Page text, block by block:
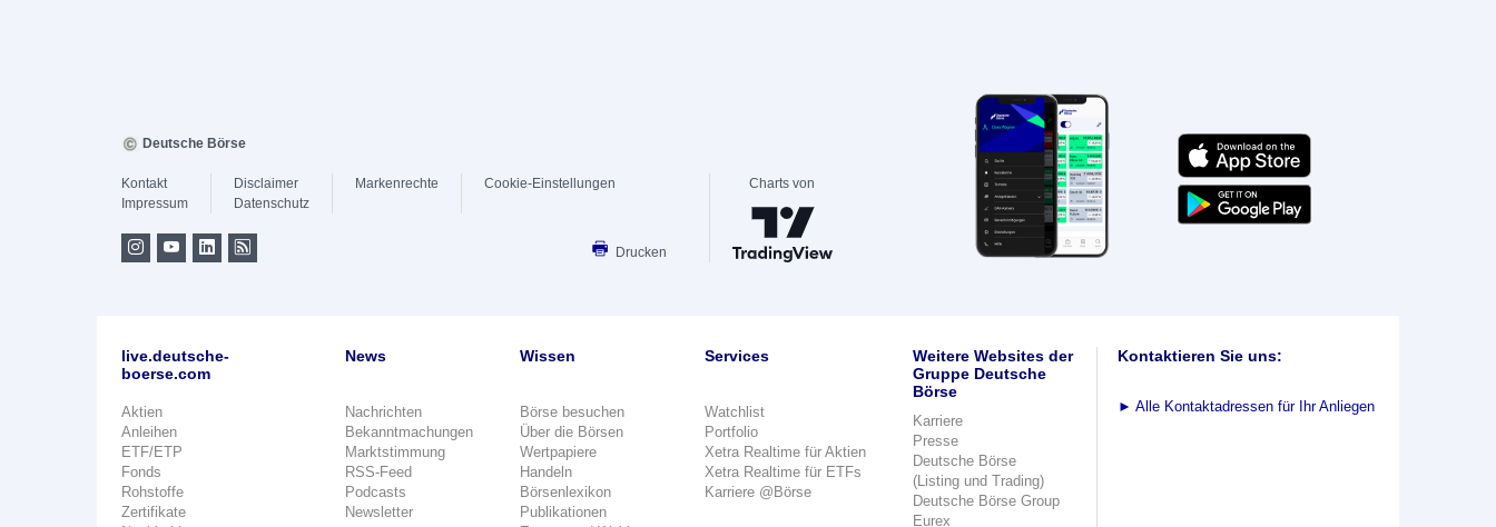
Deutsche Börse
Kontakt
Impressum
Disclaimer
Datenschutz
Markenrechte Cookie-Einstellungen
Drucken
Charts von
live.deutsche-
boerse.com
Aktien
Anleihen
ETF/ETP
Fonds
Rohstoffe
Zertifikate
News
Nachrichten
Bekanntmachungen
Marktstimmung
RSS-Feed
Podcasts
Newsletter
Wissen
Börse besuchen
Über die Börsen
Wertpapiere
Handeln
Börsenlexikon
Publikationen
Services
Watchlist
Portfolio
Xetra Realtime für Aktien
Xetra Realtime für ETFs
Karriere @Börse
Weitere Websites der
Gruppe Deutsche
Börse
Karriere
Presse
Deutsche Börse
(Listing und Trading)
Deutsche Börse Group
Eurex
Kontaktieren Sie uns:
► Alle Kontaktadressen für Ihr Anliegen